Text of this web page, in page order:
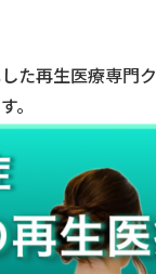
た再生医療専門
。